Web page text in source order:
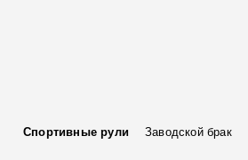
Спортивные рули Заводской брак